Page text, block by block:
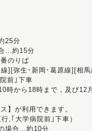
25分
…約15分
のりば
][弥生･新岡･葛原線][相
前｣下車
時から18時まで，及び12
】が利用できます。
行,｢大学病院前｣下車）
場合…約10分